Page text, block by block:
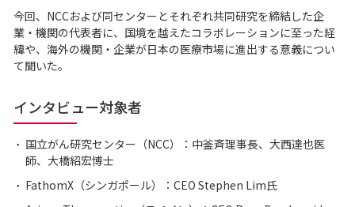
今回、NCCおよび同センターとそれぞれ共同研究を締結した企
業・機関の代表者に、国境を越えたコラボレーションに至った経
緯や、海外の機関・企業が日本の医療市場に進出する意義につい
て聞いた。
インタビュー対象者
国立がん研究センター（NCC）：中釜斉理事長、大西達也医
師、大橋紹宏博士
FathomX（シンガポール）：CEO Stephen Lim氏